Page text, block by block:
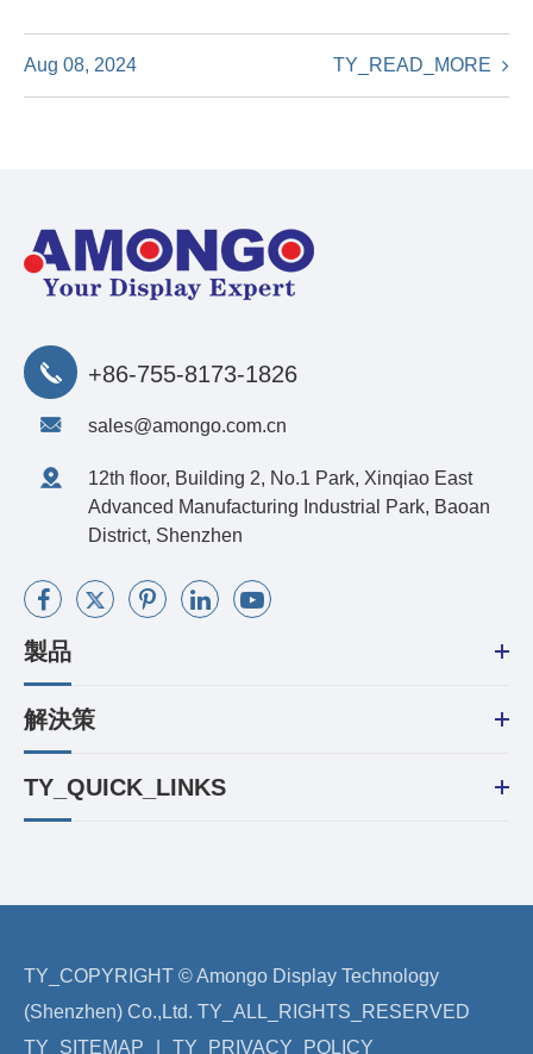
Aug 08, 2024 TY_READ_MORE
+86-755-8173-1826
sales@amongo.com.cn
12th floor, Building 2, No.1 Park, Xinqiao East
Advanced Manufacturing Industrial Park, Baoan
District, Shenzhen
製品
解決策
TY_QUICK_LINKS
TY_COPYRIGHT ©Amongo Display Technology
(Shenzhen) Co.,Ltd. TY_ALL_RIGHTS_RESERVED
TY_SITEMAP
TY_PRIVACY_POLICY